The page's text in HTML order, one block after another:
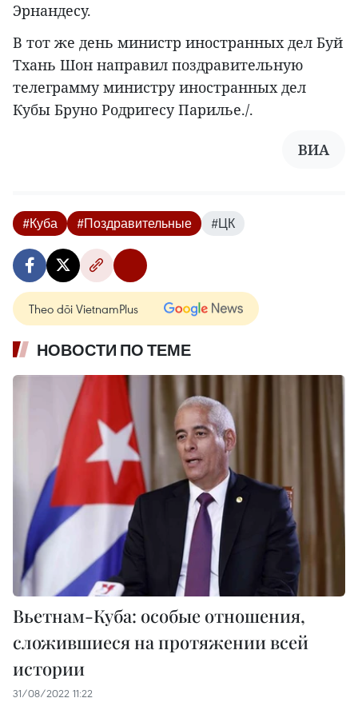
Эрнандесу.
В тот же день министр иностранных дел Буй
Тхань Шон направил поздравительную
телеграмму министру иностранных дел
Кубы Бруно Родригесу Парилье./.
ВИА
#Куба #Поздравительные #ЦК
Theo dõi VietnamPlus
НОВОСТИ ПО ТЕМЕ
Вьетнам-Куба: особые отношения,
сложившиеся на протяжении всей
истории
31/08/2022 11:22